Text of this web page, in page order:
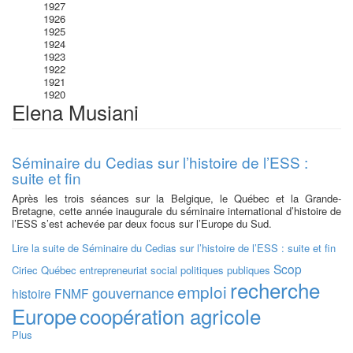
1927
1926
1925
1924
1923
1922
1921
1920
Elena Musiani
Séminaire du Cedias sur l’histoire de l’ESS :
suite et fin
Après les trois séances sur la Belgique, le Québec et la Grande-
Bretagne, cette année inaugurale du séminaire international d’histoire de
l’ESS s’est achevée par deux focus sur l’Europe du Sud.
Lire la suite de Séminaire du Cedias sur l’histoire de l’ESS : suite et fin
Ciriec Québec entrepreneuriat social politiques publiques Scop
histoire FNMF gouvernanceemploi recherche
Europecoopération agricole
Plus